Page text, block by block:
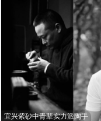
宜兴紫砂中青辈实力派陶手